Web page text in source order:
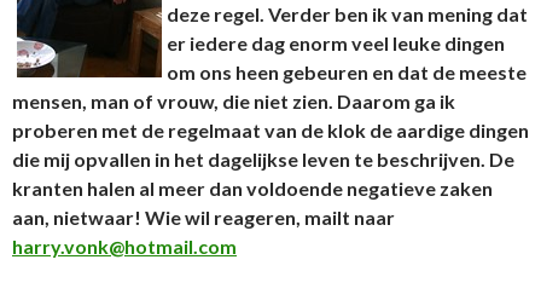
deze regel. Verder ben ik van mening dat
er iedere dag enorm veel leuke dingen
om ons heen gebeuren en dat de meeste
mensen, man of vrouw, die niet zien. Daarom ga ik
proberen met de regelmaat van de klok de aardige dingen
die mij opvallen in het dagelijkse leven te beschrijven. De
kranten halen al meer dan voldoende negatieve zaken
aan, nietwaar! Wie wil reageren, mailt naar
harry.vonk@hotmail.com